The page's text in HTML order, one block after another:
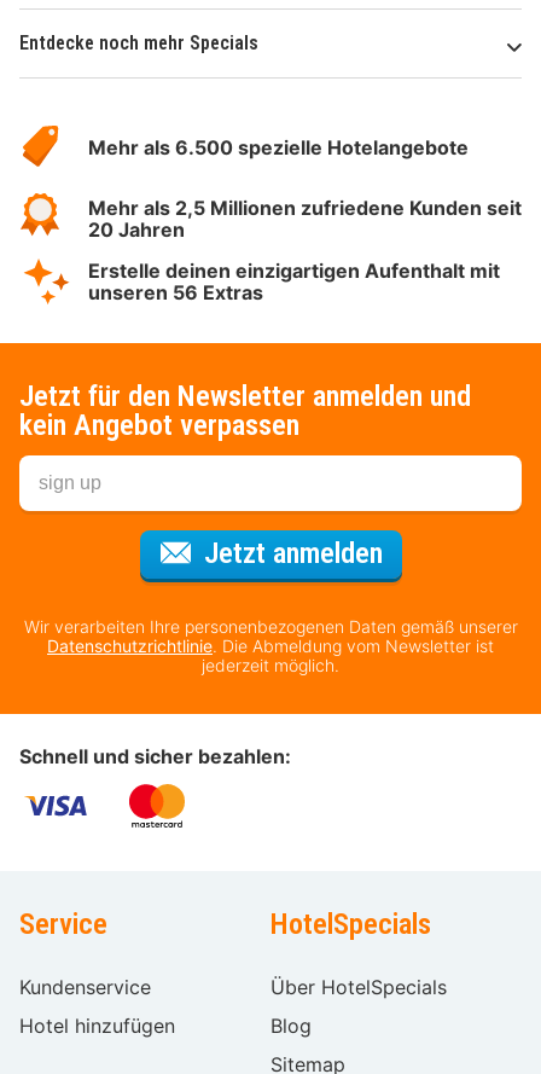
Entdecke noch mehr Specials
Hotelspecials
Mehr als 6.500 spezielle Hotelangebote
Mehr als 2,5 Millionen zufriedene Kunden seit
20 Jahren
Erstelle deinen einzigartigen Aufenthalt mit
unseren 56 Extras
Jetzt für den Newsletter anmelden und
kein Angebot verpassen
Jetzt anmeldenFür den
Wir verarbeiten Ihre personenbezogenen Daten gemäß unserer
Datenschutzrichtlinie. Die Abmeldung vom Newsletter ist
jederzeit möglich.
Schnell und sicher bezahlen:
Service
Kundenservice
Hotel hinzufügen
HotelSpecials
Über HotelSpecials
Blog
Sitemap